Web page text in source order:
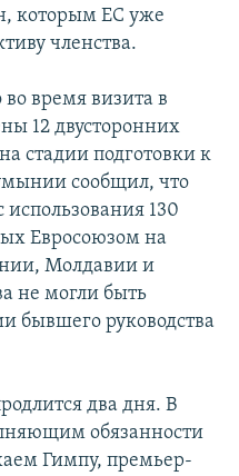
которым ЕС уже
членства.
время визита в
12 двусторонних
стадии подготовки к
сообщил, что
130
Евросоюзом на
Молдавии и
не могли быть
бывшего руководства
два дня. В
обязанности
Гимпу, премьер-